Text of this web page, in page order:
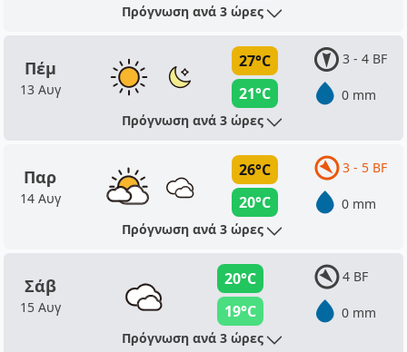
Πρόγνωση ανά 3 ώρες
Πέμ
13 Αυγ
27°C
21°C
3 - 4 BF
0 mm
Πρόγνωση ανά 3 ώρες
Παρ
14 Αυγ
26°C
20°C
3 - 5 BF
0 mm
Πρόγνωση ανά 3 ώρες
Σάβ
15 Αυγ
20°C
19°C
4 BF
0 mm
Πρόγνωση ανά 3 ώρες